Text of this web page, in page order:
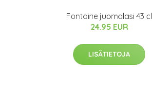
Fontaine juomalasi 43 cl
24.95 EUR
LISÄTIETOJA